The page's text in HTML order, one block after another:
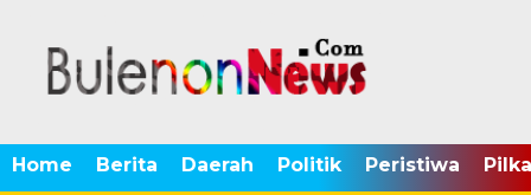
Home Berita Daerah Politik Peristiwa